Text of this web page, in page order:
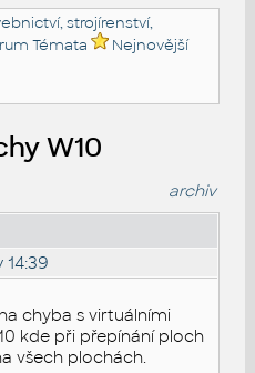
strojírenství,
Témata
Nejnovější
W10
archiv
14:39
chyba s virtuálními
kde při přepínání ploch
všech plochách.